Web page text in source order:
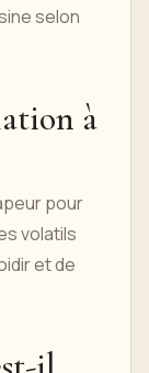
selon
à
pour
volatils
et de